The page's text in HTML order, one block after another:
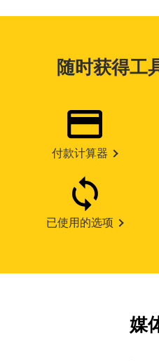
随时获得工
付款计算器
已使用的选项
媒